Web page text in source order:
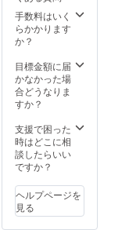
手数料はいく
らかかります
か？
目標金額に届
かなかった場
合どうなりま
すか？
支援で困った
時はどこに相
談したらいい
ですか？
ヘルプページを
見る